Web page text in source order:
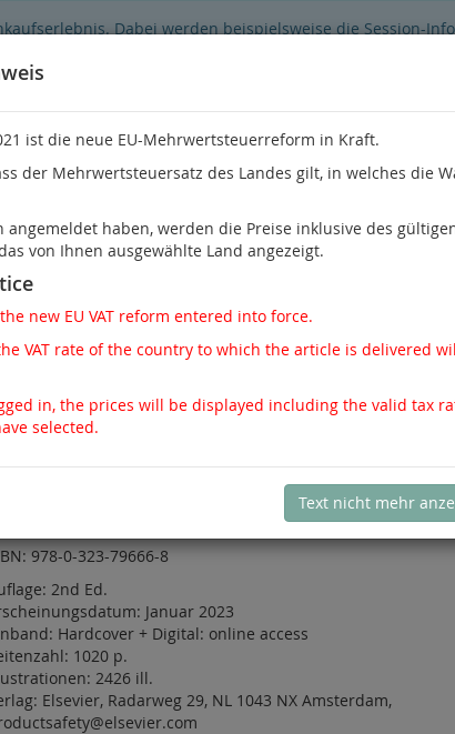
Dabei werden beispielsweise die Session-
des Online-Shops eingeschränkt.
Sind Sie damit
Sie haben
ist die neue EU-Mehrwertsteuerreform in Kraft.
der Mehrwertsteuersatz des Landes gilt, in welches die
angemeldet haben, werden die Preise inklusive des
von Ihnen ausgewählte Land angezeigt.
new EU VAT reform entered into force.
VAT rate of the country to which the article is delivered
in, the prices will be displayed including the valid tax
selected.
Text nicht mehr
Furtado, Lamps, Polydorides
Pathology:
978-0-323-79666-8
2nd Ed.
Januar 2023
Hardcover + Digital: online access
1020 p.
2426 ill.
Elsevier, Radarweg 29, NL 1043 NX Amsterdam,